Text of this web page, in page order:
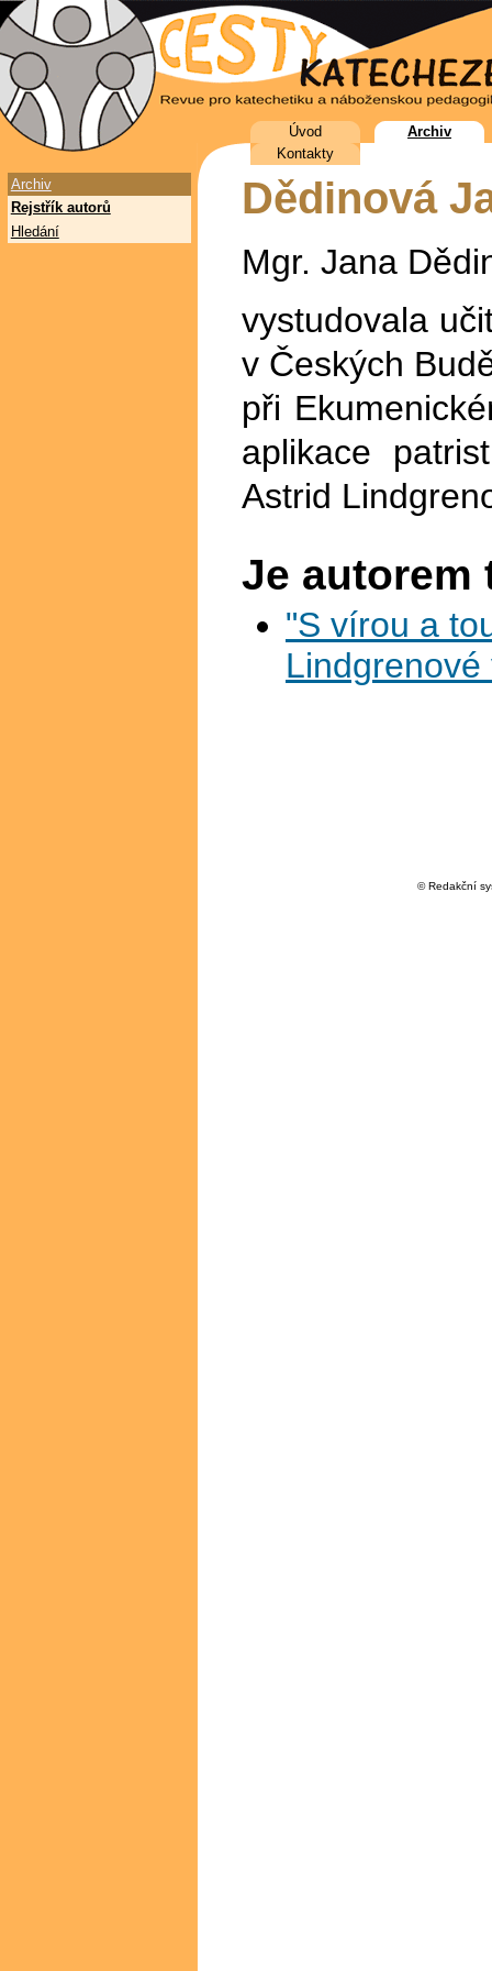
Úvod
Archiv
Kontakty
Archiv
Rejstřík autorů
Hledání
Dědinová
Mgr. Jana
vystudovala
v Českých
při
aplikace
Astrid
Je autorem
"S vírou a
© Redakční